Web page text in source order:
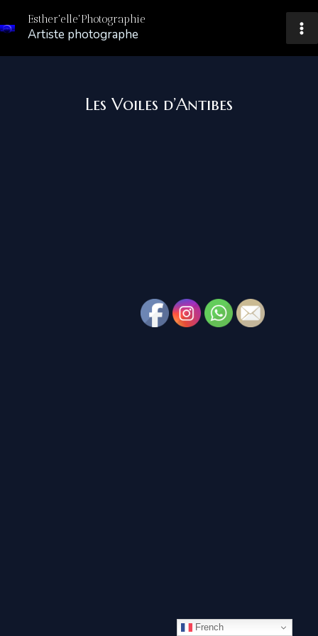
Aller
au
contenu
Esther'elle'Photographie
Artiste photographe
Les Voiles d’Antibes
French